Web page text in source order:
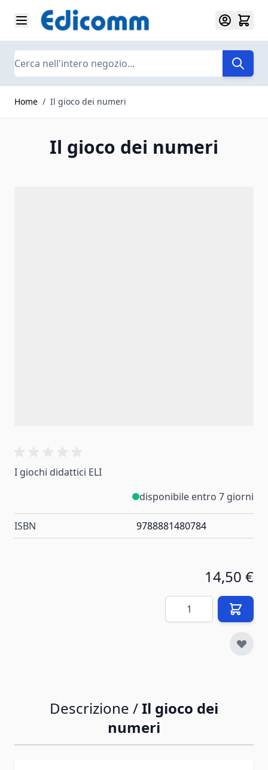
Salta al contenuto
Search
Home / Il gioco dei numeri
Il gioco dei numeri
I giochi didattici ELI
disponibile entro 7 giorni
ISBN 9788881480784
14,50 €
Quantità
Descrizione /Il gioco dei
numeri